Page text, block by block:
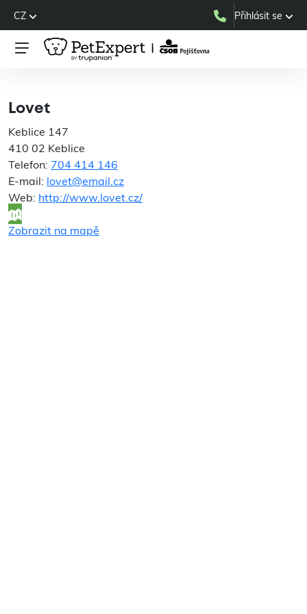
CZ Přihlásit se
Lovet
Keblice 147
410 02 Keblice
Telefon: 704 414 146
E-mail: lovet@email.cz
Web: http://www.lovet.cz/
Zobrazit na mapě